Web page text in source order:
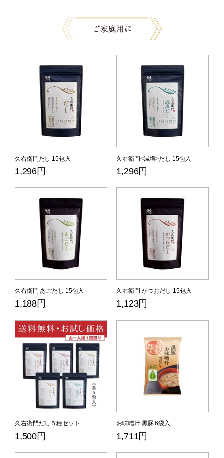
久右衛門だし 15包入
1,296円
久右衛門<減塩>だし 15包入
1,296円
久右衛門 あごだし 15包入
1,188円
久右衛門 かつおだし 15包入
1,123円
久右衛門だし５種セット
1,500円
お味噌汁 黒豚 6袋入
1,711円